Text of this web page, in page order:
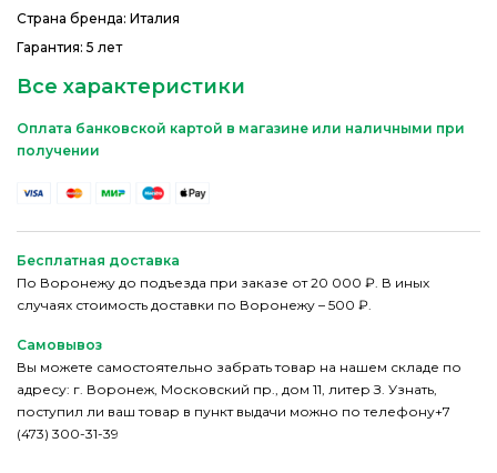
Страна бренда: Италия
Гарантия: 5 лет
Все характеристики
Оплата банковской картой в магазине или наличными при
получении
Бесплатная доставка
По Воронежу до подъезда при заказе от 20 000 ₽. В иных
случаях стоимость доставки по Воронежу – 500 ₽.
Самовывоз
Вы можете самостоятельно забрать товар на нашем складе по
адресу: г. Воронеж, Московский пр., дом 11, литер З. Узнать,
поступил ли ваш товар в пункт выдачи можно по телефону+7
(473) 300-31-39